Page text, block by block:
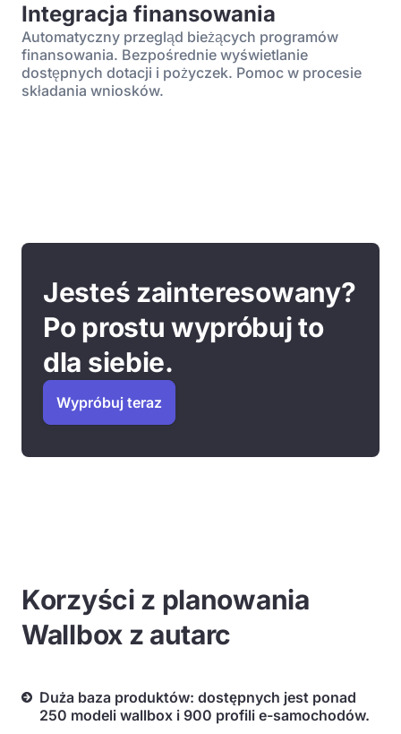
Integracja finansowania
Automatyczny przegląd bieżących programów
finansowania. Bezpośrednie wyświetlanie
dostępnych dotacji i pożyczek. Pomoc w procesie
składania wniosków.
Jesteś zainteresowany?
Po prostu wypróbuj to
dla siebie.
Wypróbuj teraz
Korzyści z planowania
Wallbox z autarc
Duża baza produktów: dostępnych jest ponad
250 modeli wallbox i 900 profili e-samochodów.